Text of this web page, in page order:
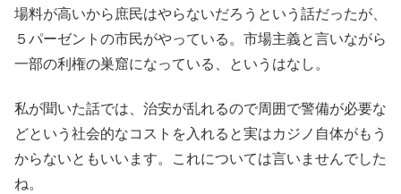
場料が高いから庶民はやらないだろうという話だったが、
５パーゼントの市民がやっている。市場主義と言いながら
一部の利権の巣窟になっている、というはなし。
私が聞いた話では、治安が乱れるので周囲で警備が必要な
どという社会的なコストを入れると実はカジノ自体がもう
からないともいいます。これについては言いませんでした
ね。